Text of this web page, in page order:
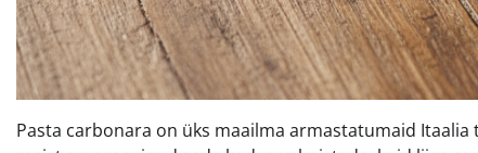
Pasta carbonara on üks maailma armastatumaid